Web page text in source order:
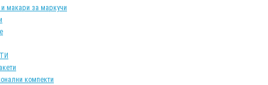
и макари за маркучи
компекти